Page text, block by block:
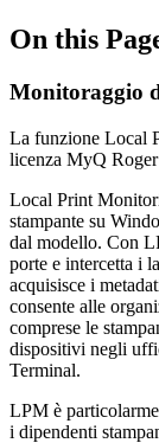
On this
Monitoraggio
La funzione Local
licenza MyQ
Local Print
stampante su
dal modello. Con
porte e intercetta i
acquisisce i
consente alle
comprese le
dispositivi negli
Terminal.
LPM è
i dipendenti